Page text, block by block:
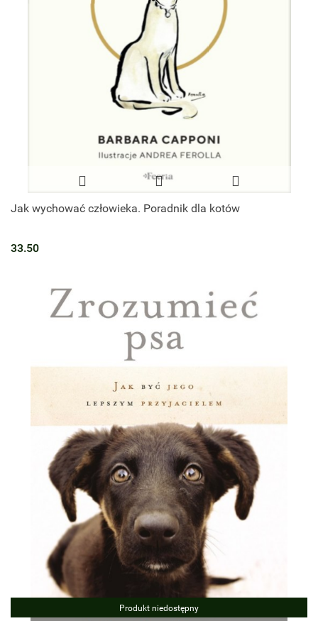
Jak wychować człowieka. Poradnik dla kotów
33.50
Produkt niedostępny